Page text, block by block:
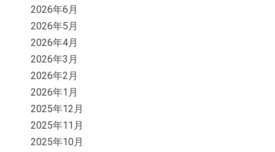
2026年6月
2026年5月
2026年4月
2026年3月
2026年2月
2026年1月
2025年12月
2025年11月
2025年10月